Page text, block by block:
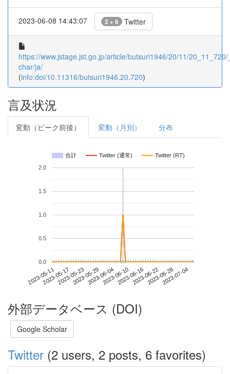
2023-06-08 14:43:07 2 + 6 Twitter
https://www.jstage.jst.go.jp/article/butsuri1946/20/11/
char/ja/
(info:doi/10.11316/butsuri1946.20.720)
言及状況
変動（ピーク前後） 変動（月別） 分布
合計 Twitter (通常) Twitter (RT)
2023-05-112023-05-172023-05-232023-05-292023-06-042023-06-102023-06-162023-06-222023-06-282023-07-04
0.0
0.5
1.0
1.5
2.0
外部データベース (DOI)
Google Scholar
Twitter (2 users, 2 posts, 6 favorites)